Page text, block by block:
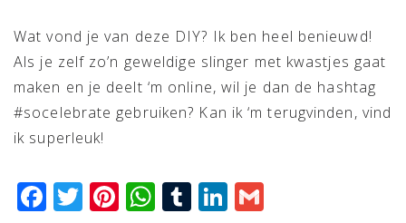
Wat vond je van deze DIY? Ik ben heel benieuwd!
Als je zelf zo’n geweldige slinger met kwastjes gaat
maken en je deelt ‘m online, wil je dan de hashtag
#socelebrate gebruiken? Kan ik ‘m terugvinden, vind
ik superleuk!
Facebook
Twitter
Pinterest
WhatsApp
TumblrLinkedIn